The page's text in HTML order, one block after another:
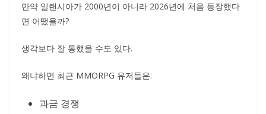
만약 일랜시아가 2000년이 아니라 2026년에 처음 등장했다
면 어땠을까?
생각보다 잘 통했을 수도 있다.
왜냐하면 최근 MMORPG 유저들은:
과금 경쟁